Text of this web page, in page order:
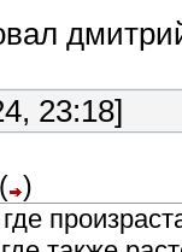
23:18]
( )